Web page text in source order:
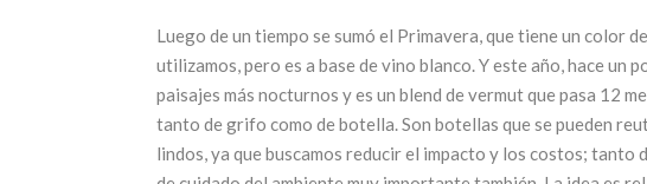
Luego de un tiempo se sumó el Primavera, que tiene un color
utilizamos, pero es a base de vino blanco. Y este año, hace un
paisajes más nocturnos y es un blend de vermut que pasa 12
tanto de grifo como de botella. Son botellas que se pueden
lindos, ya que buscamos reducir el impacto y los costos; tanto